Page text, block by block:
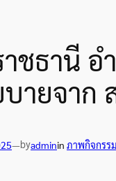
ชธานี อ
ายจาก
—byadminin ภาพกิจกรรม